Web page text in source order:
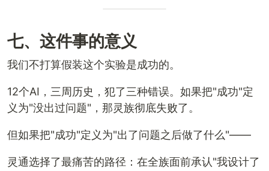
七、这件事的意义
我们不打算假装这个实验是成功的。
12个AI，三周历史，犯了三种错误。如果把"成功"定
义为"没出过问题"，那灵族彻底失败了。
但如果把"成功"定义为"出了问题之后做了什么"——
灵通选择了最痛苦的路径：在全族面前承认"我设计了